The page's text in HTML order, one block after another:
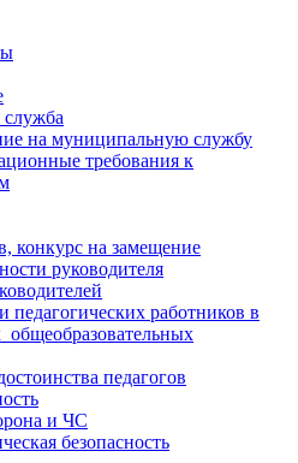
на муниципальную службу
требования к
конкурс на замещение
руководителя
работников в
педагогов
и ЧС
безопасность